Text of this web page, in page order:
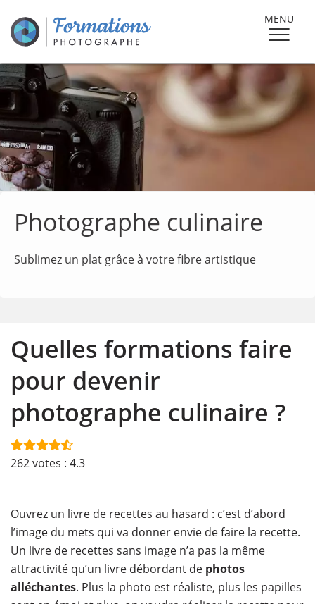
MENU
Photographe culinaire
Sublimez un plat grâce à votre fibre artistique
Quelles formations faire
pour devenir
photographe culinaire ?
262votes : 4.3
Ouvrez un livre de recettes au hasard : c’est d’abord
l’image du mets qui va donner envie de faire la recette.
Un livre de recettes sans image n’a pas la même
attractivité qu’un livre débordant de photos
alléchantes. Plus la photo est réaliste, plus les papilles